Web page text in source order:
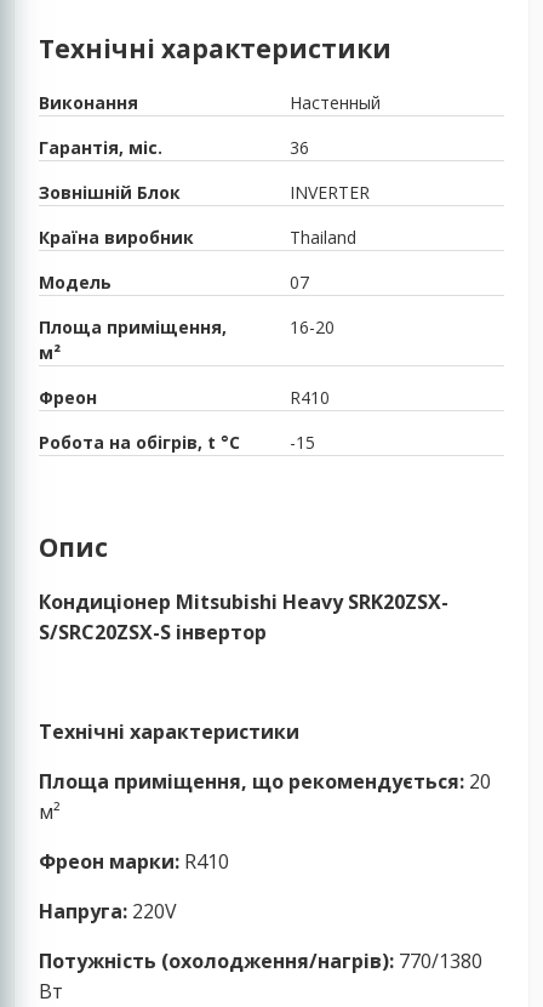
Технічні характеристики
Виконання
Настенный
Гарантія, міс.
36
Зовнішній Блок
INVERTER
Країна виробник
Thailand
Модель
07
Площа приміщення,
м²
16-20
Фреон
R410
Робота на обігрів, t °C
-15
Опис
Кондиціонер Mitsubishi Heavy SRK20ZSX-
S/SRC20ZSX-S інвертор
Технічні характеристики
Площа приміщення, що рекомендується: 20
м²
Фреон марки: R410
Напруга: 220V
Потужність (охолодження/нагрів): 770/1380
Вт